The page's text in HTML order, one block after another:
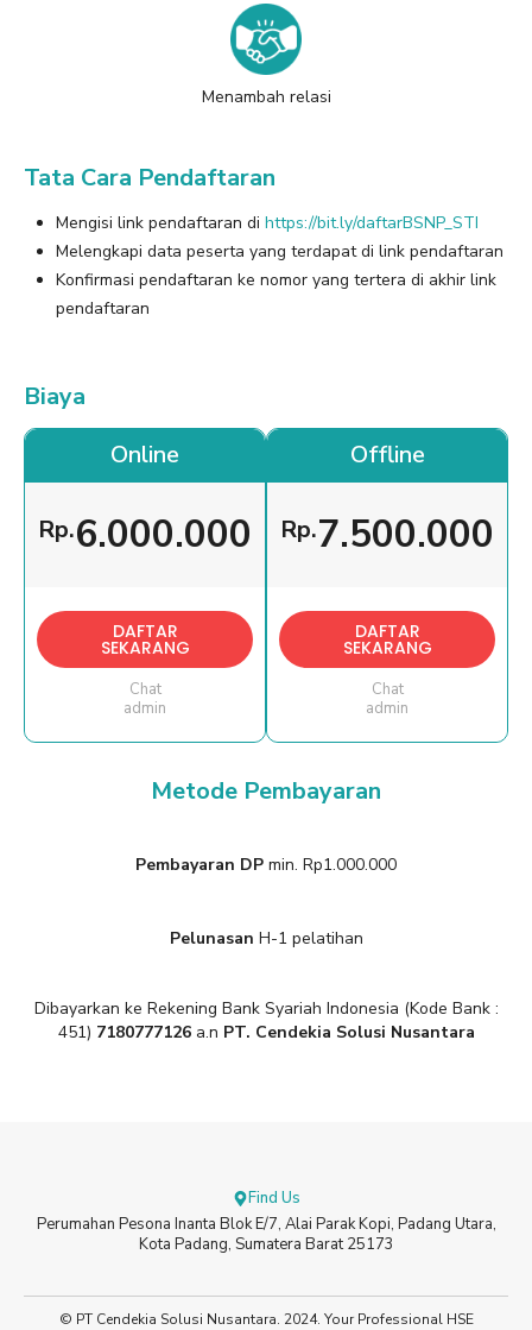
Menambah relasi
Tata Cara Pendaftaran
Mengisi link pendaftaran di https://bit.ly/daftarBSNP_STI
Melengkapi data peserta yang terdapat di link pendaftaran
Konfirmasi pendaftaran ke nomor yang tertera di akhir link
pendaftaran
Biaya
Online
Rp.6.000.000
DAFTAR
SEKARANG
Chat
admin
Offline
Rp.7.500.000
DAFTAR
SEKARANG
Chat
admin
Metode Pembayaran
Pembayaran DP min. Rp1.000.000
Pelunasan H-1 pelatihan
Dibayarkan ke Rekening Bank Syariah Indonesia (Kode Bank :
451) 7180777126a.n PT. Cendekia Solusi Nusantara
Find Us
Perumahan Pesona Inanta Blok E/7, Alai Parak Kopi, Padang Utara,
Kota Padang, Sumatera Barat 25173
© PT Cendekia Solusi Nusantara. 2024. Your Professional HSE